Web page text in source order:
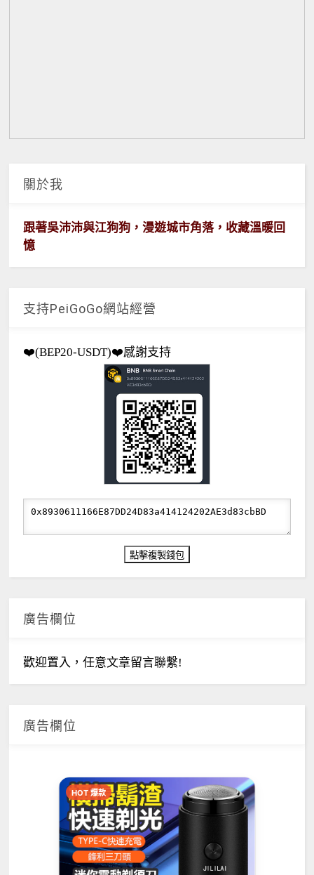
關於我
跟著吳沛沛與江狗狗，漫遊城市角落，收藏溫暖回
憶
支持PeiGoGo網站經營
❤️(BEP20-USDT)❤️感謝支持
廣告欄位
歡迎置入，任意文章留言聯繫!
廣告欄位
HOT 爆款